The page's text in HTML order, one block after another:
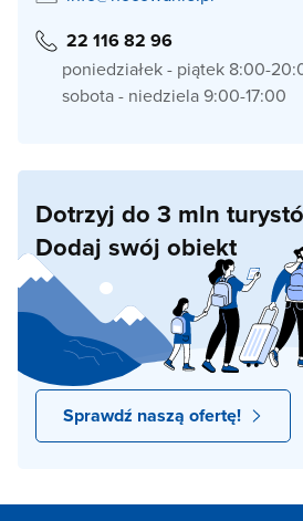
22 116 82 96
poniedziałek - piątek 8:00-
sobota - niedziela 9:00-17:00
Dotrzyj do 3 mln
Dodaj swój obiekt
Sprawdź naszą ofertę!